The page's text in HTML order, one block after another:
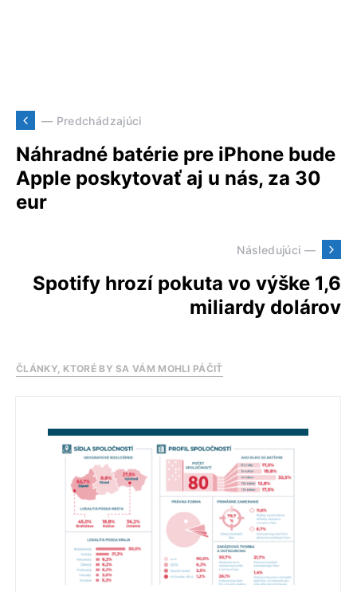
— Predchádzajúci
Náhradné batérie pre iPhone bude
Apple poskytovať aj u nás, za 30
eur
Následujúci —
Spotify hrozí pokuta vo výške 1,6
miliardy dolárov
ČLÁNKY, KTORÉ BY SA VÁM MOHLI PÁČIŤ